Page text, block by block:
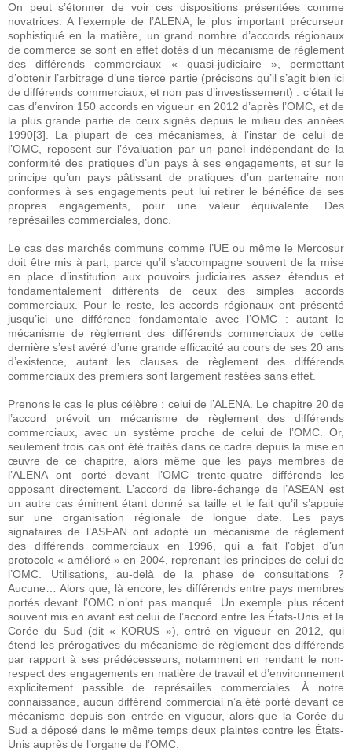
On peut s’étonner de voir ces dispositions présentées comme
novatrices. A l’exemple de l’ALENA, le plus important précurseur
sophistiqué en la matière, un grand nombre d’accords régionaux
de commerce se sont en effet dotés d’un mécanisme de règlement
des différends commerciaux « quasi-judiciaire », permettant
d’obtenir l’arbitrage d’une tierce partie (précisons qu’il s’agit bien ici
de différends commerciaux, et non pas d’investissement) : c’était le
cas d’environ 150 accords en vigueur en 2012 d’après l’OMC, et de
la plus grande partie de ceux signés depuis le milieu des années
1990[3]. La plupart de ces mécanismes, à l’instar de celui de
l’OMC, reposent sur l’évaluation par un panel indépendant de la
conformité des pratiques d’un pays à ses engagements, et sur le
principe qu’un pays pâtissant de pratiques d’un partenaire non
conformes à ses engagements peut lui retirer le bénéfice de ses
propres engagements, pour une valeur équivalente. Des
représailles commerciales, donc.
Le cas des marchés communs comme l’UE ou même le Mercosur
doit être mis à part, parce qu’il s’accompagne souvent de la mise
en place d’institution aux pouvoirs judiciaires assez étendus et
fondamentalement différents de ceux des simples accords
commerciaux. Pour le reste, les accords régionaux ont présenté
jusqu’ici une différence fondamentale avec l’OMC : autant le
mécanisme de règlement des différends commerciaux de cette
dernière s’est avéré d’une grande efficacité au cours de ses 20 ans
d’existence, autant les clauses de règlement des différends
commerciaux des premiers sont largement restées sans effet.
Prenons le cas le plus célèbre : celui de l’ALENA. Le chapitre 20 de
l’accord prévoit un mécanisme de règlement des différends
commerciaux, avec un système proche de celui de l’OMC. Or,
seulement trois cas ont été traités dans ce cadre depuis la mise en
œuvre de ce chapitre, alors même que les pays membres de
l’ALENA ont porté devant l’OMC trente-quatre différends les
opposant directement. L’accord de libre-échange de l’ASEAN est
un autre cas éminent étant donné sa taille et le fait qu’il s’appuie
sur une organisation régionale de longue date. Les pays
signataires de l’ASEAN ont adopté un mécanisme de règlement
des différends commerciaux en 1996, qui a fait l’objet d’un
protocole « amélioré » en 2004, reprenant les principes de celui de
l’OMC. Utilisations, au-delà de la phase de consultations ?
Aucune… Alors que, là encore, les différends entre pays membres
portés devant l’OMC n’ont pas manqué. Un exemple plus récent
souvent mis en avant est celui de l’accord entre les États-Unis et la
Corée du Sud (dit « KORUS »), entré en vigueur en 2012, qui
étend les prérogatives du mécanisme de règlement des différends
par rapport à ses prédécesseurs, notamment en rendant le non-
respect des engagements en matière de travail et d’environnement
explicitement passible de représailles commerciales. À notre
connaissance, aucun différend commercial n’a été porté devant ce
mécanisme depuis son entrée en vigueur, alors que la Corée du
Sud a déposé dans le même temps deux plaintes contre les États-
Unis auprès de l’organe de l’OMC.